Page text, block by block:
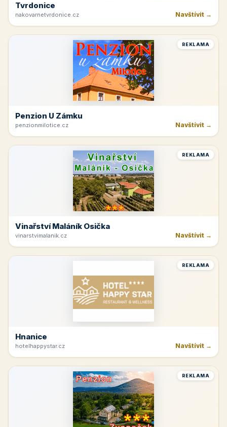
Tvrdonice
nakovarnetvrdonice.cz Navštívit →
REKLAMA
Penzion U Zámku
penzionmilotice.cz Navštívit →
REKLAMA
Vinařství Maláník Osička
vinarstvimalanik.cz Navštívit →
REKLAMA
Hnanice
hotelhappystar.cz Navštívit →
REKLAMA